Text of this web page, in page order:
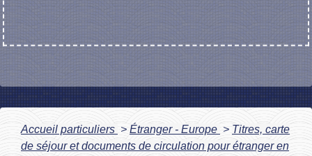
Accueil particuliers > Étranger - Europe > Titres, carte
de séjour et documents de circulation pour étranger en